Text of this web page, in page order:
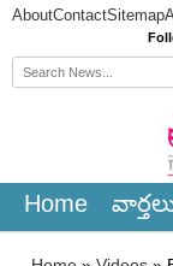
AboutContactSitemap
Home